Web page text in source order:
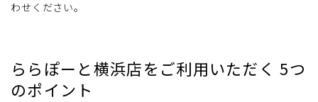
わせください。
ららぽーと横浜店をご利用いただく 5つ
のポイント